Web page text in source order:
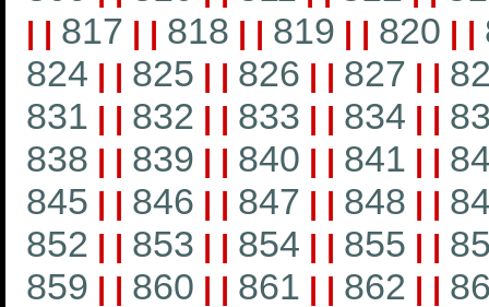
| | 817 | | 818 | | 819 | | 820 | |
824 | | 825 | | 826 | | 827 | |
831 | | 832 | | 833 | | 834 | |
838 | | 839 | | 840 | | 841 | |
845 | | 846 | | 847 | | 848 | |
852 | | 853 | | 854 | | 855 | |
859 | | 860 | | 861 | | 862 | |